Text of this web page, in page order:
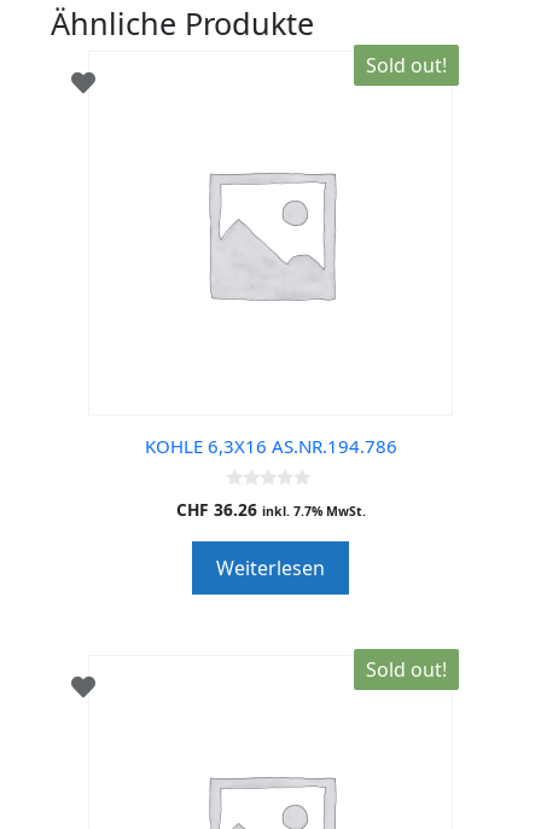
Ähnliche Produkte
Sold out!
KOHLE 6,3X16 AS.NR.194.786
0
o
o
f
5
CHF 36.26 inkl. 7.7% MwSt.
Weiterlesen
Sold out!